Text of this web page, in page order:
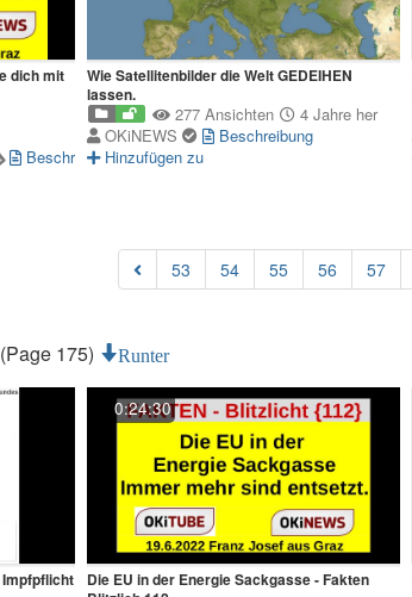
dich mit
Beschreibung
Wie Satellitenbilder die Welt GEDEIHEN
lassen.
277 Ansichten
4 Jahre her
OKiNEWS
Beschreibung
Hinzufügen zu
53 54 55 56 57
175) Runter
0:24:30
Die EU in der Energie Sackgasse - Fakten